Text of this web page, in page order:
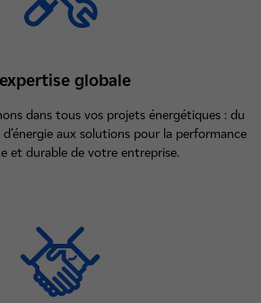
globale
dans tous vos projets énergétiques : du
aux solutions pour la performance
et durable de votre entreprise.